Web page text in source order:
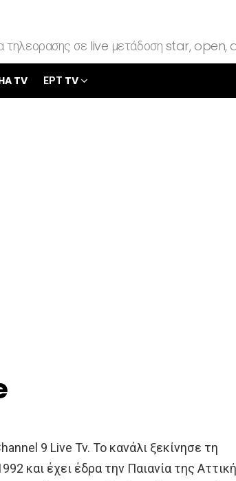
τηλεορασης σε live μετάδοση star,
TV ΕΡΤ TV
9 Live Tv. Το κανάλι ξεκίνησε τη
και έχει έδρα την Παιανία της